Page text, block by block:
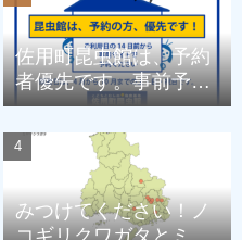
佐用町昆虫館は、予約
者優先です。事前予約
にご協力をお願いしま
す。
みつけてください！ノ